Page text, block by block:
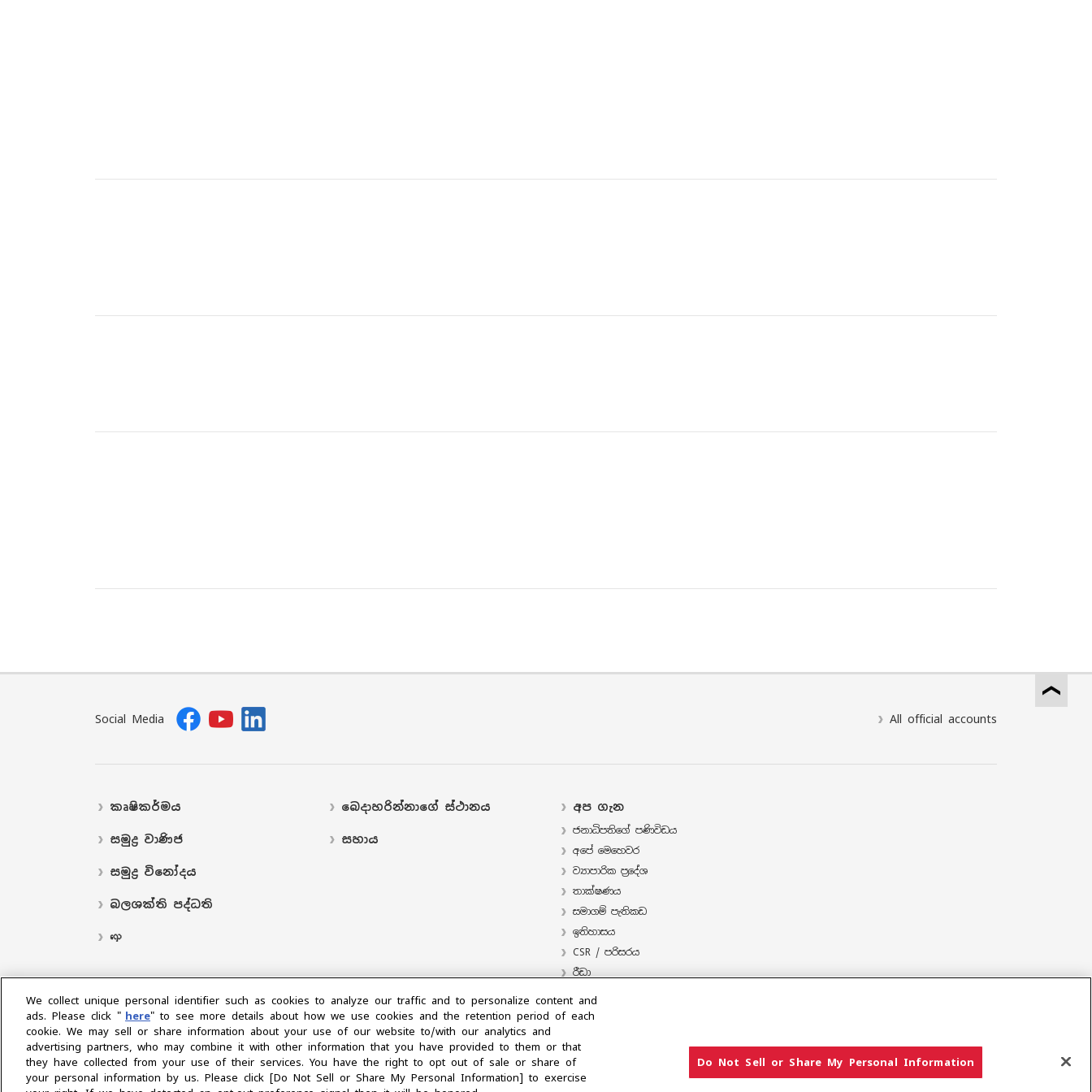
Social Media All official accounts
කෘෂිකර්මය
සමුද්‍ර වාණිජ
සමුද්‍ර විනෝදය
බලශක්ති පද්ධති
လှေ
බෙදාහරින්නාගේ ස්ථානය
සහාය
අප ගැන
ජනාධිපතිගේ පණිවිඩය
අපේ මෙහෙවර
ව්‍යාපාරික ප්‍රදේශ
තාක්ෂණය
සමාගම් පැතිකඩ
ඉතිහාසය
CSR / පරිසරය
‍රීඩා
කලාපය තෝරන්න
We collect unique personal identifier such as cookies to analyze our traffic and to personalize content and
ads. Please click " here" to see more details about how we use cookies and the retention period of each
cookie. We may sell or share information about your use of our website to/with our analytics and
advertising partners, who may combine it with other information that you have provided to them or that
they have collected from your use of their services. You have the right to opt out of sale or share of
your personal information by us. Please click [Do Not Sell or Share My Personal Information] to exercise
Do Not Sell or Share My Personal Information